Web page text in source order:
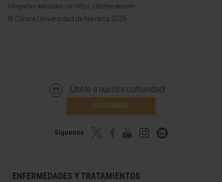
Infografías realizadas con https://BioRender.com
© Clínica Universidad de Navarra 2026
¡Únete a nuestra comunidad!
SUSCRIBIRSE
Síguenos
ENFERMEDADES Y TRATAMIENTOS